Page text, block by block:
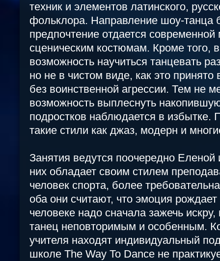
техник и элементов латинского,
фольклора. Направление шоу-танца
предпочтение отдается
сценическим костюмам. Кроме того,
возможность научиться танцевать
но не в чистом виде, как это принято
без воинственной агрессии. Тем не
возможность выплеснуть
подростков наблюдается в избытке.
такие стили как джаз, модерн и
Занятия ведутся поочередно
них обладает своим стилем
человек спорта, более
оба они считают, что эмоция рождает
человеке надо сначала зажечь искру,
танец неповторимым и особенным.
учителя находят индивидуальный
школе The Way To Dance не